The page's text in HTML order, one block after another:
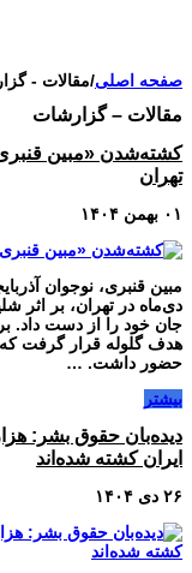
صفحه اصلی/مقالات -
مقالات – گزارشات
کشته‌شدن «مبین
تهران
۰۱ بهمن ۱۴۰۴
دی‌ماه در تهران، بر اثر
جان خود را از دست داد.
هدف گلوله قرار گرفت
حضور داشت. …
بیشتر
دیده‌بان حقوق بشر:
ایران کشته شده‌اند
۲۶ دی ۱۴۰۴